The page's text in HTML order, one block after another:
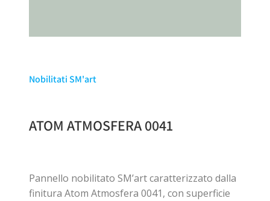
Nobilitati SM'art
ATOM ATMOSFERA 0041
Pannello nobilitato SM’art caratterizzato dalla
finitura Atom Atmosfera 0041, con superficie